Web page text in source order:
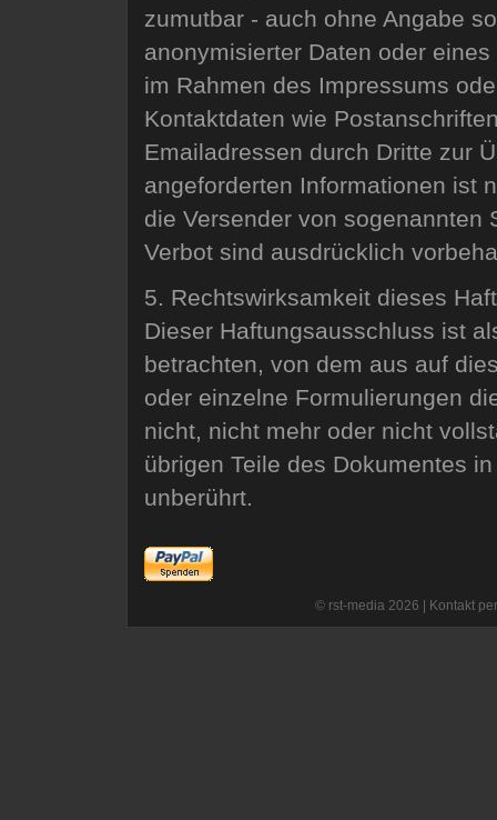
zumutbar - auch ohne Angabe
anonymisierter Daten oder
im Rahmen des Impressums
Kontaktdaten wie
Emailadressen durch Dritte zur
angeforderten Informationen ist
die Versender von sogenannten
Verbot sind ausdrücklich
5. Rechtswirksamkeit dieses
Dieser Haftungsausschluss ist
betrachten, von dem aus auf
oder einzelne Formulierungen
nicht, nicht mehr oder nicht
übrigen Teile des Dokumentes
unberührt.
© rst-media 2026 | Kontakt